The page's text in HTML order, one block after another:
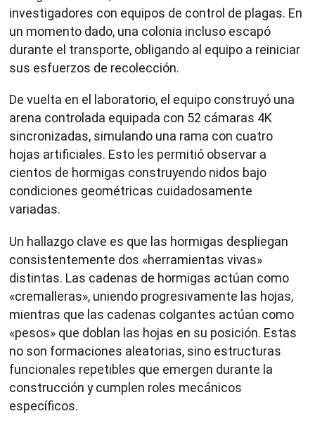
investigadores con equipos de control de plagas. En
un momento dado, una colonia incluso escapó
durante el transporte, obligando al equipo a reiniciar
sus esfuerzos de recolección.
De vuelta en el laboratorio, el equipo construyó una
arena controlada equipada con 52 cámaras 4K
sincronizadas, simulando una rama con cuatro
hojas artificiales. Esto les permitió observar a
cientos de hormigas construyendo nidos bajo
condiciones geométricas cuidadosamente
variadas.
Un hallazgo clave es que las hormigas despliegan
consistentemente dos «herramientas vivas»
distintas. Las cadenas de hormigas actúan como
«cremalleras», uniendo progresivamente las hojas,
mientras que las cadenas colgantes actúan como
«pesos» que doblan las hojas en su posición. Estas
no son formaciones aleatorias, sino estructuras
funcionales repetibles que emergen durante la
construcción y cumplen roles mecánicos
específicos.